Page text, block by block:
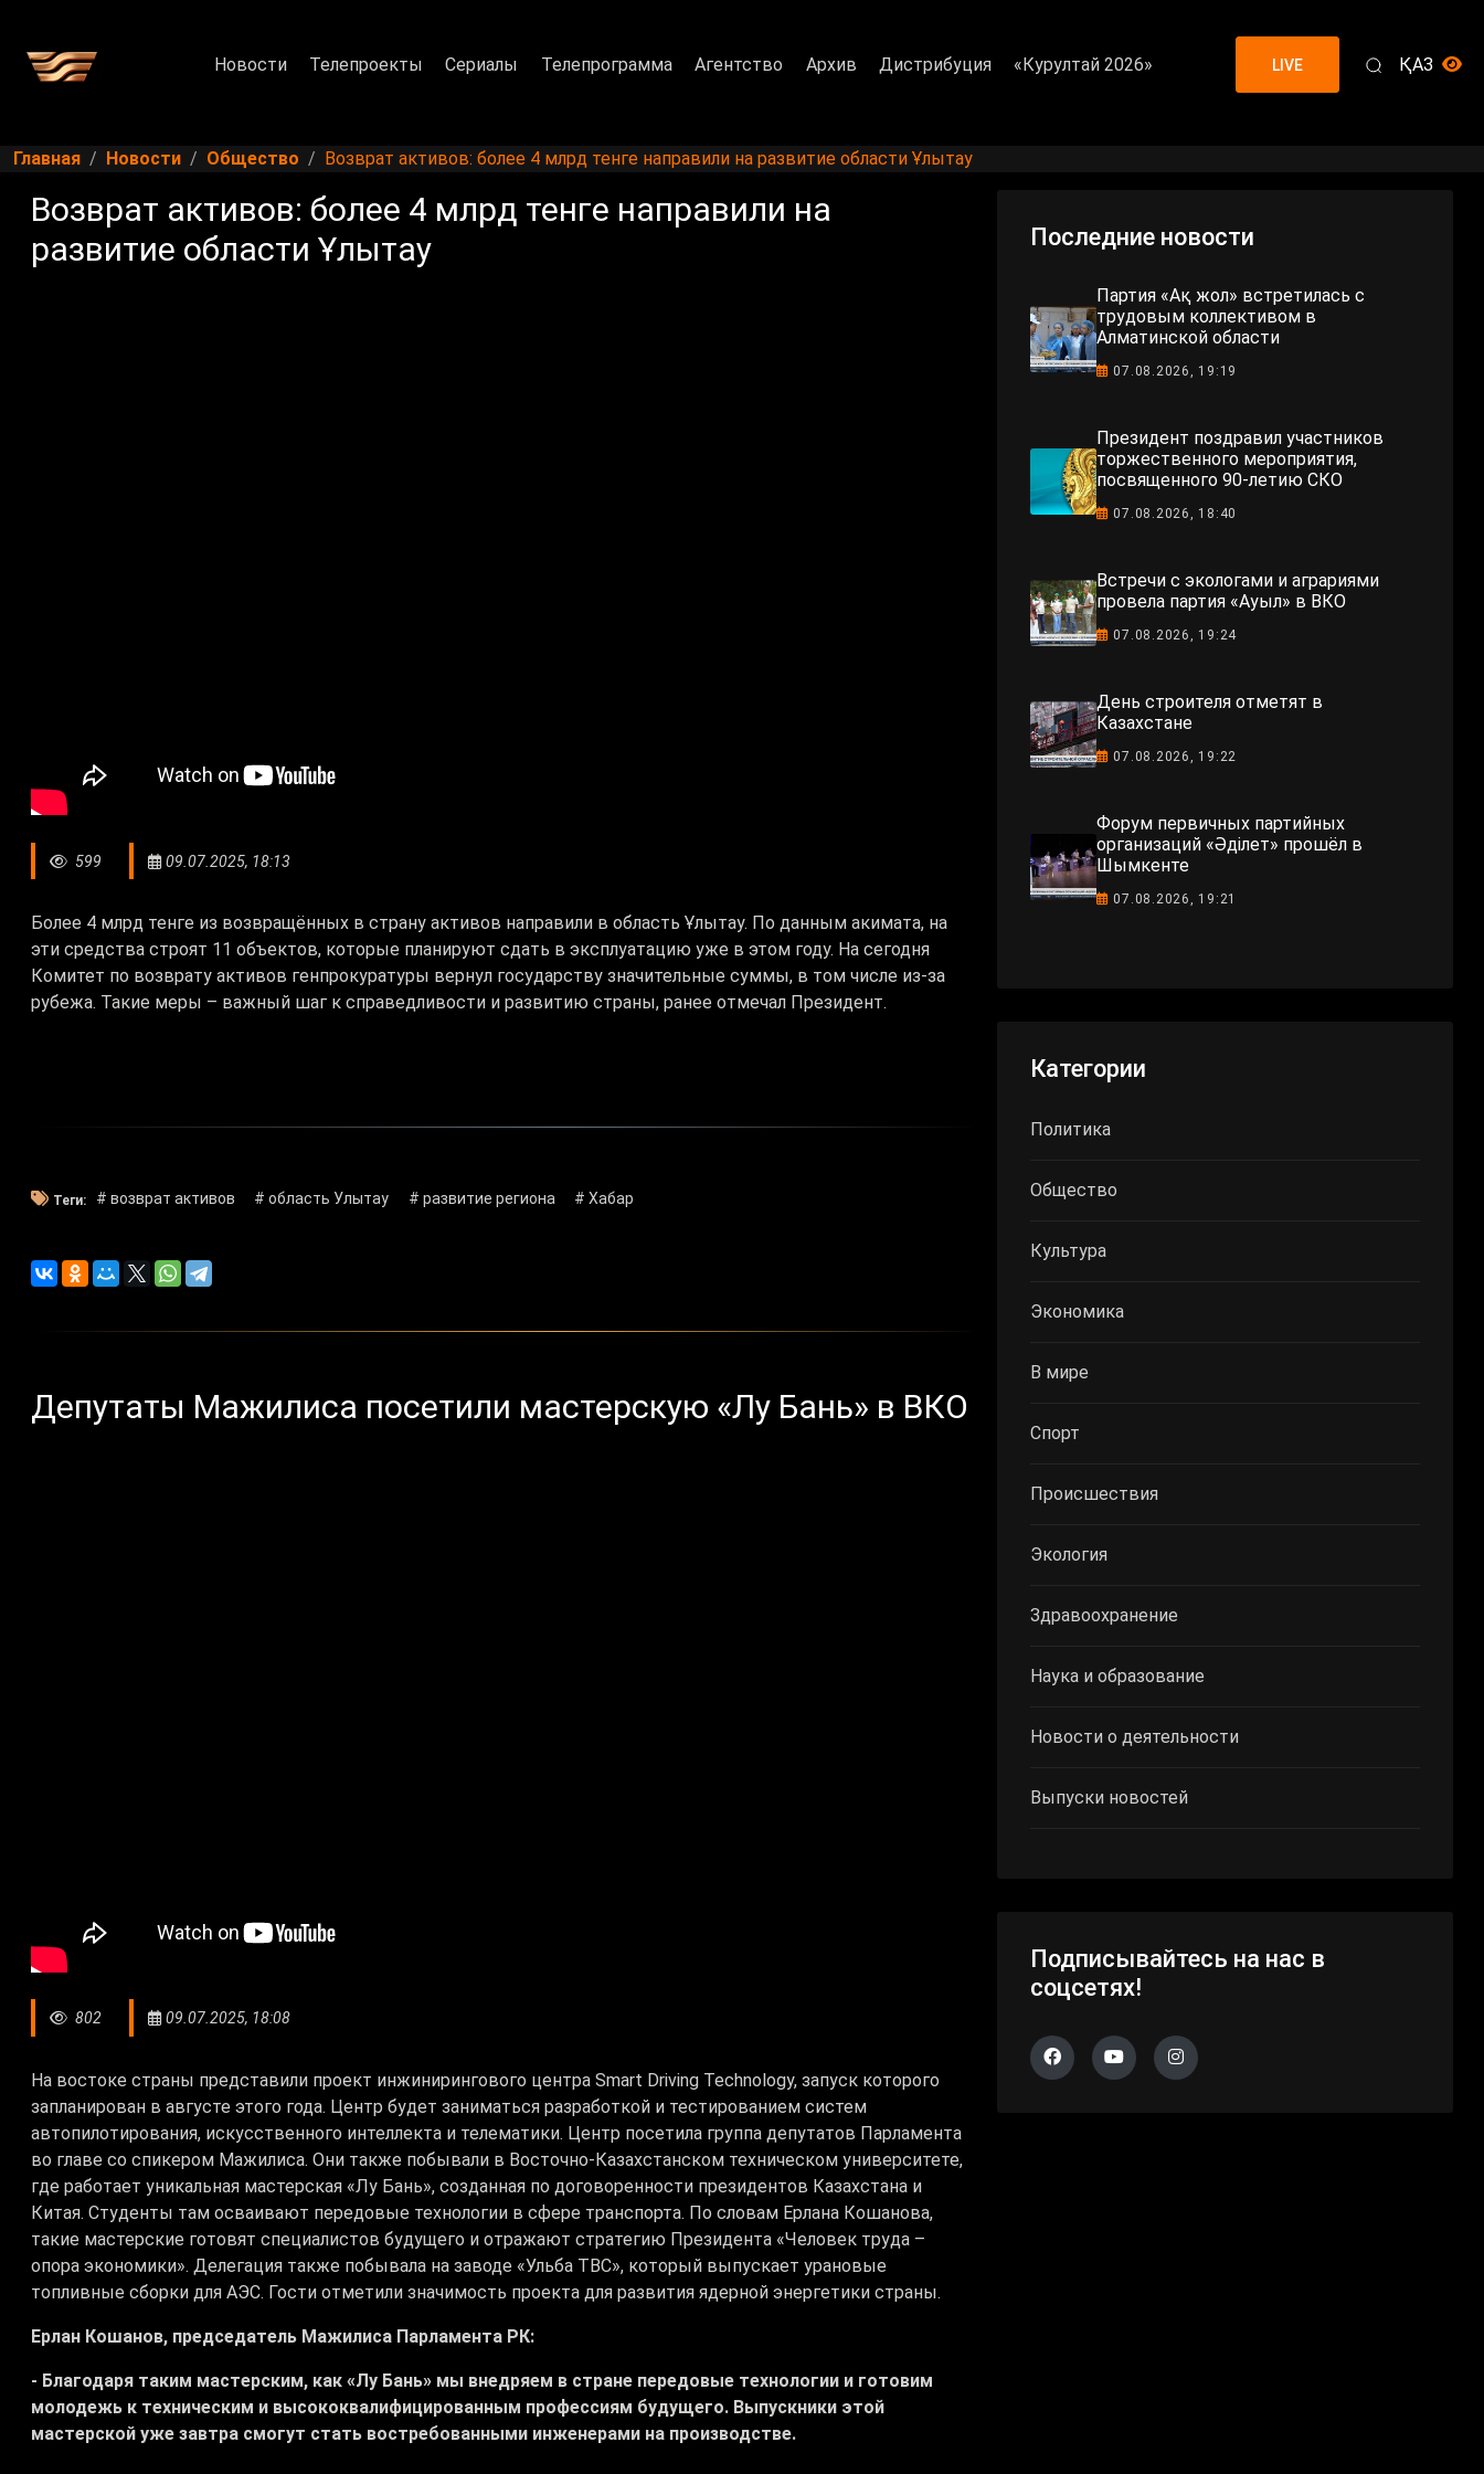
Новости Телепроекты Сериалы Телепрограмма Агентство Архив Дистрибуция «Курултай 2026» LIVE ҚАЗ
Главная Новости Общество Возврат активов: более 4 млрд тенге направили на развитие области Ұлытау
Возврат активов: более 4 млрд тенге направили на
развитие области Ұлытау
599 09.07.2025, 18:13
Более 4 млрд тенге из возвращённых в страну активов направили в область Ұлытау. По данным акимата, на
эти средства строят 11 объектов, которые планируют сдать в эксплуатацию уже в этом году. На сегодня
Комитет по возврату активов генпрокуратуры вернул государству значительные суммы, в том числе из-за
рубежа. Такие меры – важный шаг к справедливости и развитию страны, ранее отмечал Президент.
Теги: # возврат активов # область Улытау # развитие региона # Хабар
Депутаты Мажилиса посетили мастерскую «Лу Бань» в ВКО
802 09.07.2025, 18:08
На востоке страны представили проект инжинирингового центра Smart Driving Technology, запуск которого
запланирован в августе этого года. Центр будет заниматься разработкой и тестированием систем
автопилотирования, искусственного интеллекта и телематики. Центр посетила группа депутатов Парламента
во главе со спикером Мажилиса. Они также побывали в Восточно-Казахстанском техническом университете,
где работает уникальная мастерская «Лу Бань», созданная по договоренности президентов Казахстана и
Китая. Студенты там осваивают передовые технологии в сфере транспорта. По словам Ерлана Кошанова,
такие мастерские готовят специалистов будущего и отражают стратегию Президента «Человек труда –
опора экономики». Делегация также побывала на заводе «Ульба ТВС», который выпускает урановые
топливные сборки для АЭС. Гости отметили значимость проекта для развития ядерной энергетики страны.
Ерлан Кошанов, председатель Мажилиса Парламента РК:
- Благодаря таким мастерским, как «Лу Бань» мы внедряем в стране передовые технологии и готовим
молодежь к техническим и высококвалифицированным профессиям будущего. Выпускники этой
мастерской уже завтра смогут стать востребованными инженерами на производстве.
Последние новости
Партия «Ақ жол» встретилась с
трудовым коллективом в
Алматинской области
07.08.2026, 19:19
Президент поздравил участников
торжественного мероприятия,
посвященного 90-летию СКО
07.08.2026, 18:40
Встречи с экологами и аграриями
провела партия «Ауыл» в ВКО
07.08.2026, 19:24
День строителя отметят в
Казахстане
07.08.2026, 19:22
Форум первичных партийных
организаций «Әділет» прошёл в
Шымкенте
07.08.2026, 19:21
Категории
Политика
Общество
Культура
Экономика
В мире
Спорт
Происшествия
Экология
Здравоохранение
Наука и образование
Новости о деятельности
Выпуски новостей
Подписывайтесь на нас в
соцсетях!